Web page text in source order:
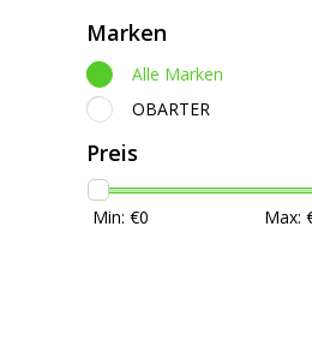
Marken
Alle Marken
OBARTER
Preis
Min: €0 Max: